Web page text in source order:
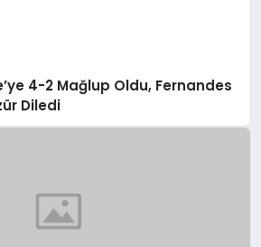
4-2 Mağlup Oldu, Fernandes
Diledi